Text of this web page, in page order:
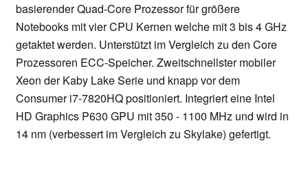
basierender Quad-Core Prozessor für größere
Notebooks mit vier CPU Kernen welche mit 3 bis 4 GHz
getaktet werden. Unterstützt im Vergleich zu den Core
Prozessoren ECC-Speicher. Zweitschnellster mobiler
Xeon der Kaby Lake Serie und knapp vor dem
Consumer i7-7820HQ positioniert. Integriert eine Intel
HD Graphics P630 GPU mit 350 - 1100 MHz und wird in
14 nm (verbessert im Vergleich zu Skylake) gefertigt.